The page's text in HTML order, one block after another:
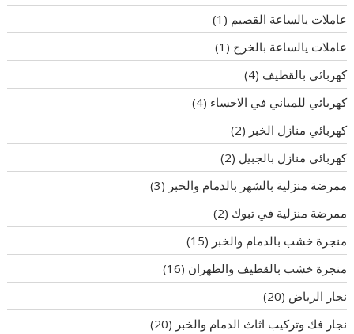
عاملات يالساعة القصيم (1)
عاملات يالساعة بالخرج (1)
كهربائي بالقطيف (4)
كهربائي للمباني في الاحساء (4)
كهربائي منازل الخبر (2)
كهربائي منازل بالجبيل (2)
ممرضة منزلية بالشهر بالدمام والخبر (3)
ممرضة منزلية في تبوك (2)
منجرة خشب بالدمام والخبر (15)
منجرة خشب بالقطيف والظهران (16)
نجار الرياض (20)
نجار فك وتركيب اثاث الدمام والخبر (20)